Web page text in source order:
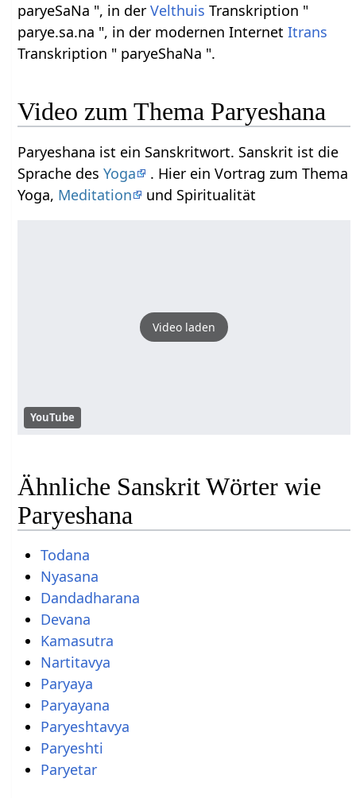
paryeSaNa ", in derVelthuis Transkription "
parye.sa.na ", in der modernen InternetItrans
Transkription " paryeShaNa ".
Video zum Thema Paryeshana
Paryeshana ist ein Sanskritwort. Sanskrit ist die
Sprache desYoga
. Hier ein Vortrag zum Thema
Yoga, Meditation und Spiritualität
Video laden
YouTube
Ähnliche Sanskrit Wörter wie
Paryeshana
Todana
Nyasana
Dandadharana
Devana
Kamasutra
Nartitavya
Paryaya
Paryayana
Paryeshtavya
Paryeshti
Paryetar